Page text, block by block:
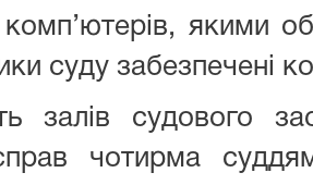
комп’ютерів, якими
суду забезпечені
залів судового
чотирма